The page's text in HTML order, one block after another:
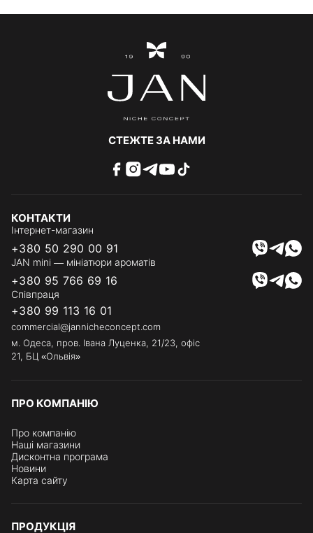
СТЕЖТЕ ЗА НАМИ
ПРО КОМПАНІЮ
Про компанію
Наші магазини
Дисконтна програма
Новини
Карта сайту
ПРОДУКЦІЯ
КОНТАКТИ
Інтернет-магазин
+380 50 290 00 91
JAN mini — мініатюри ароматів
+380 95 766 69 16
Співпраця
+380 99 113 16 01
commercial@jannicheconcept.com
м. Одеса, пров. Івана Луценка, 21/23, офіс
21, БЦ «Ольвія»